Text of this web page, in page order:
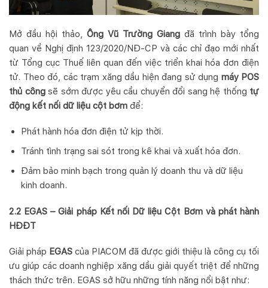
Mở đầu hội thảo, Ông Vũ Trường Giang đã trình bày tổng
quan về Nghị định 123/2020/NĐ-CP và các chỉ đạo mới nhất
từ Tổng cục Thuế liên quan đến việc triển khai hóa đơn điện
tử. Theo đó, các trạm xăng dầu hiện đang sử dụng máy POS
thủ côngsẽ sớm được yêu cầu chuyển đổi sang hệ thống tự
động kết nối dữ liệu cột bơm để:
Phát hành hóa đơn điện tử kịp thời.
Tránh tình trạng sai sót trong kê khai và xuất hóa đơn.
Đảm bảo minh bạch trong quản lý doanh thu và dữ liệu
kinh doanh.
2.2 EGAS – Giải pháp Kết nối Dữ liệu Cột Bơm và phát hành
HĐĐT
Giải pháp EGAS của PIACOM đã được giới thiệu là công cụ tối
ưu giúp các doanh nghiệp xăng dầu giải quyết triệt để những
thách thức trên. EGAS sở hữu những tính năng nổi bật như: